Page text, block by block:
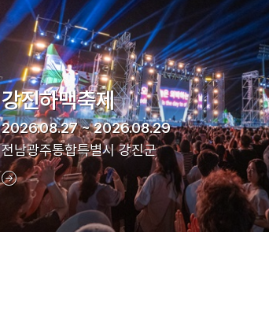
강진하맥축제
2026.08.27 ~ 2026.08.29
전남광주통합특별시 강진군